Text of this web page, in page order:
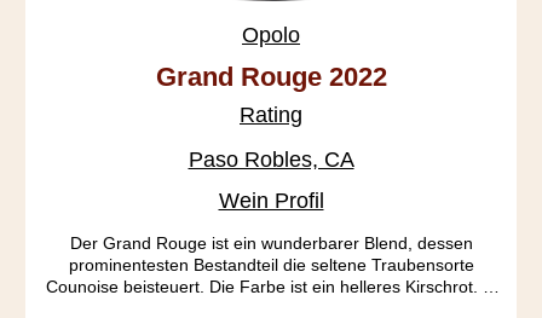
Opolo
Grand Rouge 2022
Rating
Paso Robles, CA
Wein Profil
Der Grand Rouge ist ein wunderbarer Blend, dessen
prominentesten Bestandteil die seltene Traubensorte
Counoise beisteuert. Die Farbe ist ein helleres Kirschrot. In